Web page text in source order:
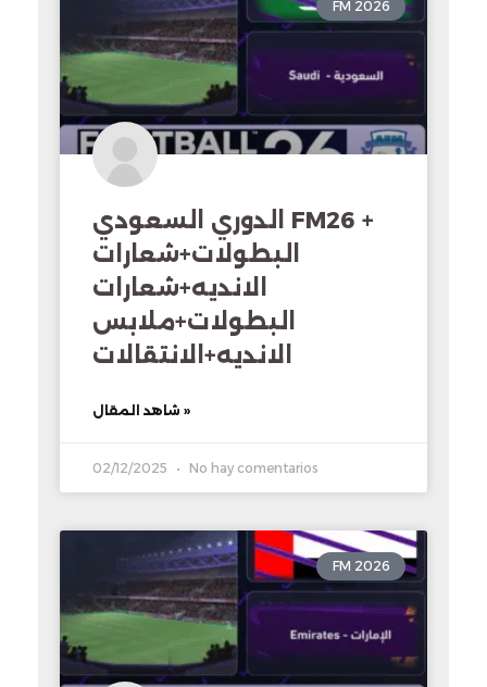
FM 2026
الدوري السعودي FM26 +
البطولات+شعارات
الانديه+شعارات
البطولات+ملابس
الانديه+الانتقالات
شاهد المقال »
02/12/2025 No hay comentarios
FM 2026